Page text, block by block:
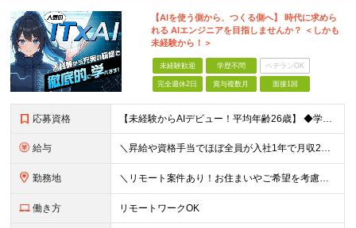
【AIを使う側から、つくる側へ】 時代に求めら
れる AIエンジニアを目指しませんか？ ＜しかも
未経験から！＞
未経験歓迎 学歴不問 ベテランOK
完全週休2日 賞与複数月 面接1回
応募資格 【未経験からAIデビュー！平均年齢26歳】 ◆学歴不問 ◆職種・業種未経験歓迎 ◆第二新卒歓迎 ＼下記に当てはまるあなたをお待ちしています！／ □AIを「つかう側」から「つくる側」になりたい方 □未
給与 ＼昇給や資格手当でほぼ全員が入社1年で月収2万円UP！／ 【経験者】 月給25万円～＋資格手当（1種類につき月1万円以上） 【未経験者】 月給20万円～＋資格手当（1種類につき月1万円以上） ※月
勤務地 ＼リモート案件あり！お住まいやご希望を考慮した案件で働ける◎／ 本社または東京・神奈川・千葉・埼玉の各プロジェクト先にて勤務いただきます 【本社】 東京都港区六本木4-8-5 和幸ビル7F ※（
働き方 リモートワークOK